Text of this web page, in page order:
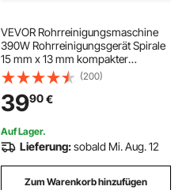
VEVOR Rohrreinigungsmaschine
390W Rohrreinigungsgerät Spirale
15 mm x 13 mm kompakter
elektrische Abflussreiniger mit 8
auswechselbare Messer
Schiebehülsenwerkzeug 51-102
mm für die Rohrinstallation
(200)
3990€
Auf Lager.
Lieferung:sobald Mi. Aug. 12
Zum Warenkorb hinzufügen